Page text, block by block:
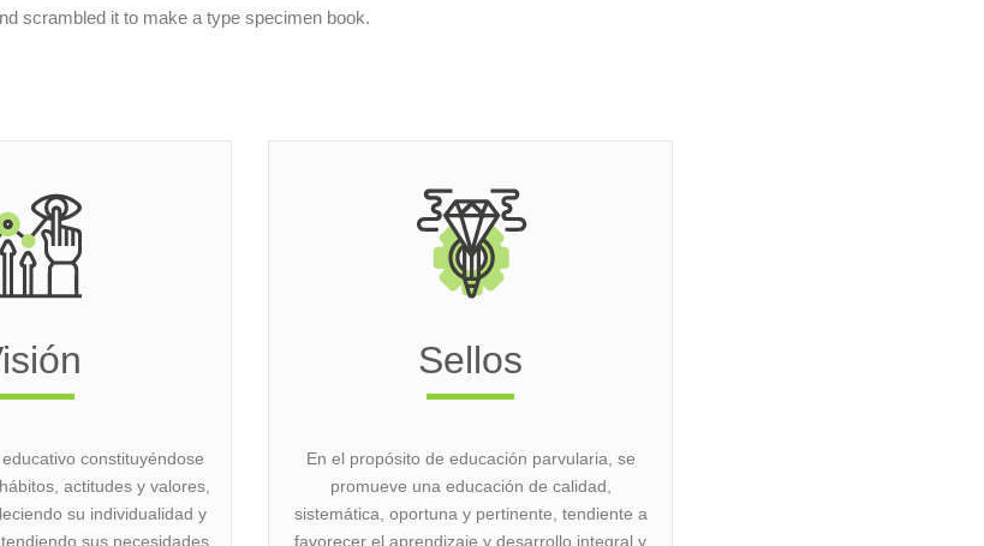
scrambled it to make a type specimen book.
constituyéndose
actitudes y valores,
su individualidad y
sus necesidades
Sellos
En el propósito de educación parvularia, se
promueve una educación de calidad,
sistemática, oportuna y pertinente, tendiente a
favorecer el aprendizaje y desarrollo integral y